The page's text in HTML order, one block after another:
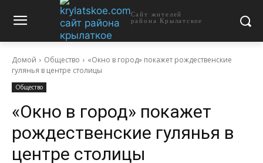
Сайт жителей
района Крылатское
Домой Общество
«Окно в город» покажет рождественские
гулянья в центре столицы
Общество
«Окно в город» покажет
рождественские гулянья в
центре столицы